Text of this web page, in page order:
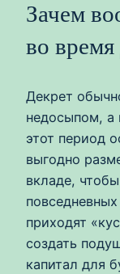
Зачем
во время
Декрет
недосыпом, а
этот период
выгодно
вкладе,
приходят
создать
капитал для